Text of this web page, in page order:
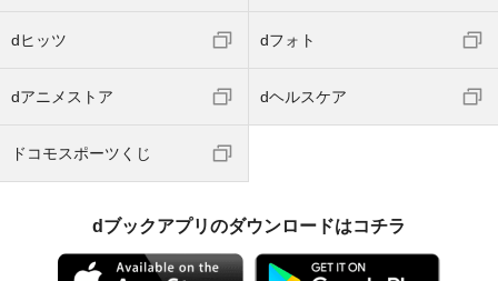
dヒッツ dフォト
dアニメストア dヘルスケア
ドコモスポーツくじ
dブックアプリのダウンロードはコチラ